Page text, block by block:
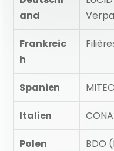
and
Frankreic
h
Spanien
Italien
Polen
BDO